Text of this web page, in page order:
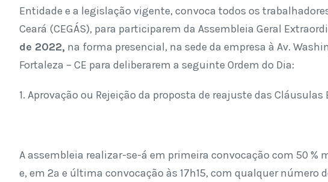
Entidade e a legislação vigente, convoca todos os
Ceará (CEGÁS), para participarem da Assembleia Geral
de 2022, na forma presencial, na sede da empresa à Av.
Fortaleza – CE para deliberarem a seguinte Ordem do Dia:
1. Aprovação ou Rejeição da proposta de reajuste das
A assembleia realizar-se-á em primeira convocação com 50 %
e, em 2ª e última convocação às 17h15, com qualquer número